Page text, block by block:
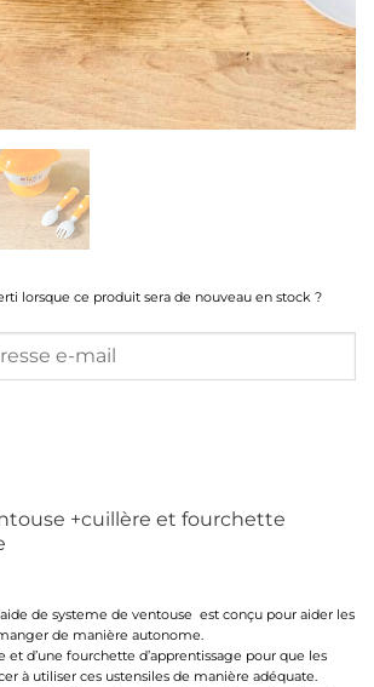
+cuillère et fourchette
de systeme de ventouse est conçu pour aider les
de manière autonome.
et d’une fourchette d’apprentissage pour que les
à utiliser ces ustensiles de manière adéquate.
lorsque ce produit sera de nouveau en stock ?